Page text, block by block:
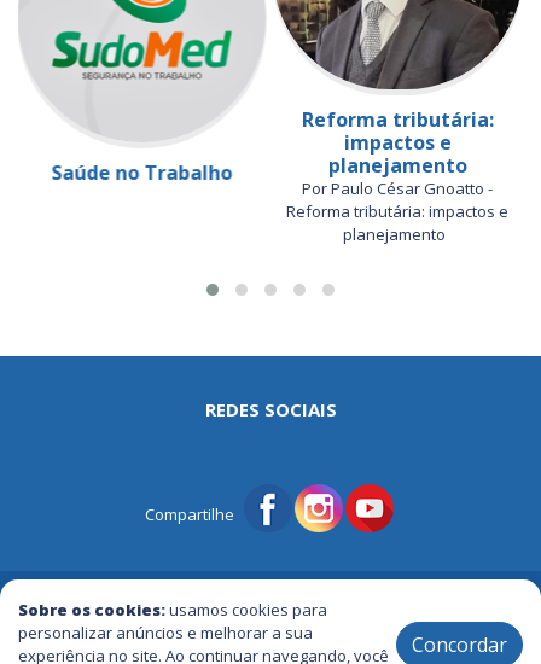
Saúde no Trabalho
Reforma tributária:
impactos e
planejamento
Por Paulo César Gnoatto -
Reforma tributária: impactos e
planejamento
Sobre os cookies:usamos cookies para
personalizar anúncios e melhorar a sua
experiência no site. Ao continuar navegando, você
Concordar
REDES SOCIAIS
Compartilhe